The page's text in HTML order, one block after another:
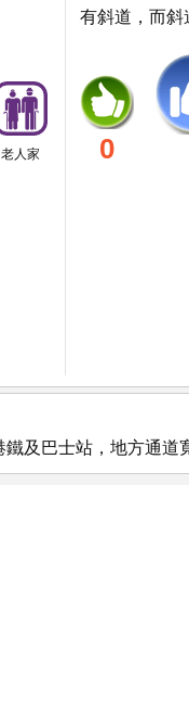
老人家
有斜道，而斜
0
及巴士站，地方通道